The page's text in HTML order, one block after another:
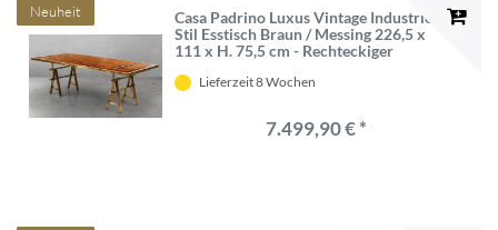
Neuheit
Casa Padrino Luxus Vintage Industrie
Stil Esstisch Braun / Messing 226,5 x
111 x H. 75,5 cm - Rechteckiger
Tischplatte - Luxus Vintage Industrie
Lieferzeit 8 Wochen
7.499,90 € *